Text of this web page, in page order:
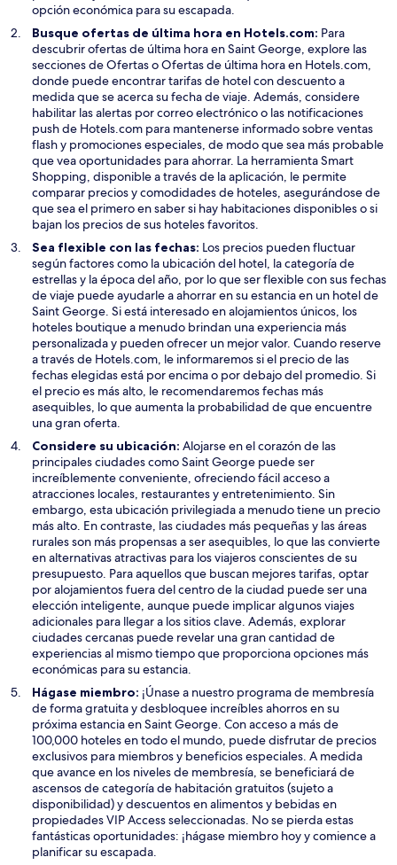
t
n
a
opción económica para su escapada.
Busque ofertas de última hora en Hotels.com: Para
descubrir ofertas de última hora en Saint George, explore las
secciones de Ofertas o Ofertas de última hora en Hotels.com,
donde puede encontrar tarifas de hotel con descuento a
medida que se acerca su fecha de viaje. Además, considere
habilitar las alertas por correo electrónico o las notificaciones
push de Hotels.com para mantenerse informado sobre ventas
flash y promociones especiales, de modo que sea más probable
que vea oportunidades para ahorrar. La herramienta Smart
Shopping, disponible a través de la aplicación, le permite
comparar precios y comodidades de hoteles, asegurándose de
que sea el primero en saber si hay habitaciones disponibles o si
bajan los precios de sus hoteles favoritos.
Sea flexible con las fechas: Los precios pueden fluctuar
según factores como la ubicación del hotel, la categoría de
estrellas y la época del año, por lo que ser flexible con sus fechas
de viaje puede ayudarle a ahorrar en su estancia en un hotel de
Saint George. Si está interesado en alojamientos únicos, los
hoteles boutique a menudo brindan una experiencia más
personalizada y pueden ofrecer un mejor valor. Cuando reserve
a través de Hotels.com, le informaremos si el precio de las
fechas elegidas está por encima o por debajo del promedio. Si
el precio es más alto, le recomendaremos fechas más
asequibles, lo que aumenta la probabilidad de que encuentre
una gran oferta.
Considere su ubicación: Alojarse en el corazón de las
principales ciudades como Saint George puede ser
increíblemente conveniente, ofreciendo fácil acceso a
atracciones locales, restaurantes y entretenimiento. Sin
embargo, esta ubicación privilegiada a menudo tiene un precio
más alto. En contraste, las ciudades más pequeñas y las áreas
rurales son más propensas a ser asequibles, lo que las convierte
en alternativas atractivas para los viajeros conscientes de su
presupuesto. Para aquellos que buscan mejores tarifas, optar
por alojamientos fuera del centro de la ciudad puede ser una
elección inteligente, aunque puede implicar algunos viajes
adicionales para llegar a los sitios clave. Además, explorar
ciudades cercanas puede revelar una gran cantidad de
experiencias al mismo tiempo que proporciona opciones más
económicas para su estancia.
Hágase miembro: ¡Únase a nuestro programa de membresía
de forma gratuita y desbloquee increíbles ahorros en su
próxima estancia en Saint George. Con acceso a más de
100,000 hoteles en todo el mundo, puede disfrutar de precios
exclusivos para miembros y beneficios especiales. A medida
que avance en los niveles de membresía, se beneficiará de
ascensos de categoría de habitación gratuitos (sujeto a
disponibilidad) y descuentos en alimentos y bebidas en
propiedades VIP Access seleccionadas. No se pierda estas
fantásticas oportunidades: ¡hágase miembro hoy y comience a
planificar su escapada.